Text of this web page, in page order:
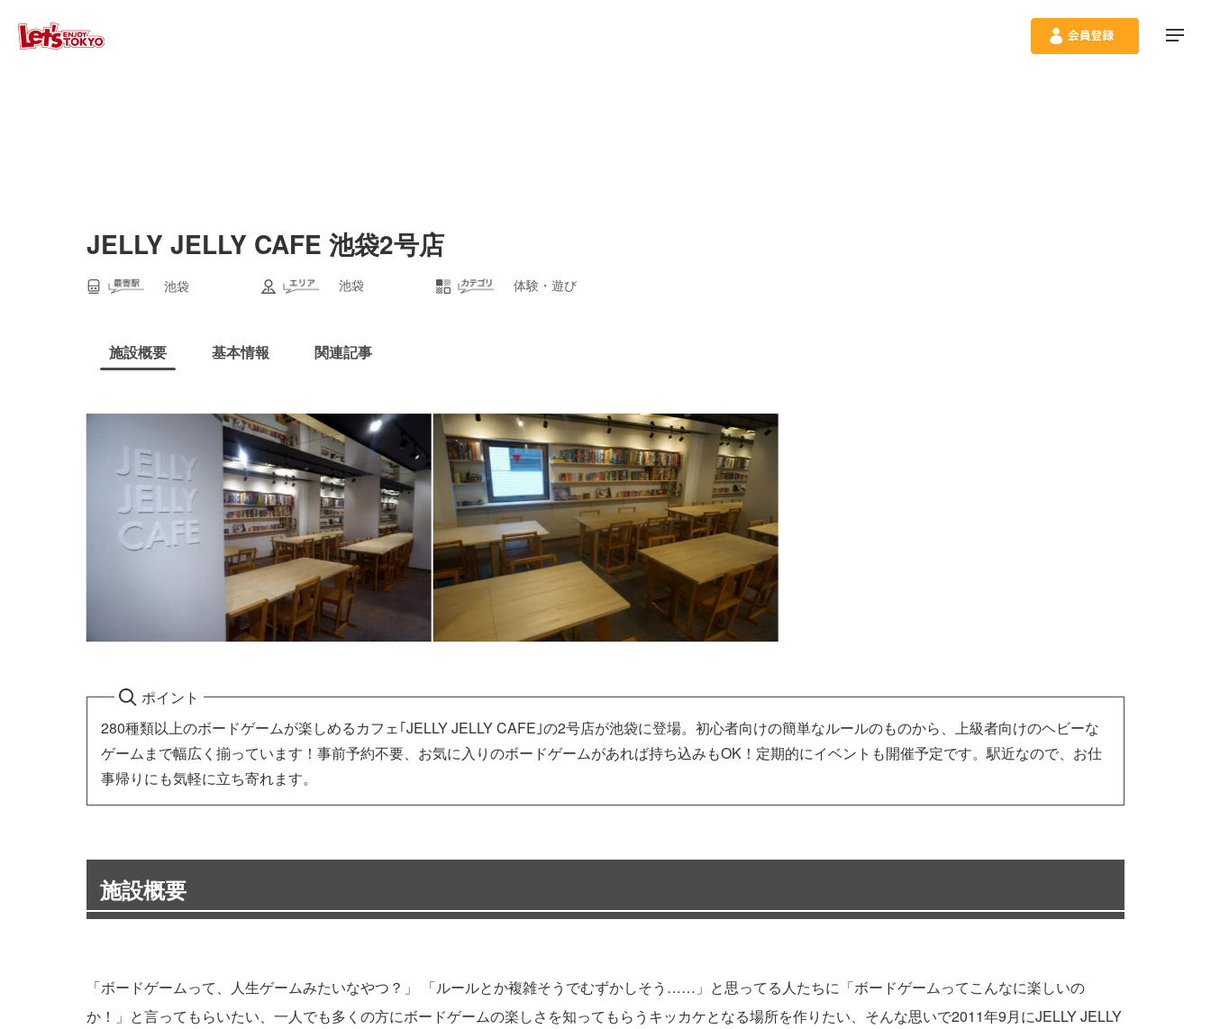
JELLY JELLY CAFE 池袋2号店
池袋 池袋 体験・遊び
施設概要 基本情報 関連記事
ポイント
280種類以上のボードゲームが楽しめるカフェ｢JELLY JELLY CAFE｣の2号店が池袋に登場。初心者向けの簡単なルールのものから、上級者向けのヘビーな
ゲームまで幅広く揃っています！事前予約不要、お気に入りのボードゲームがあれば持ち込みもOK！定期的にイベントも開催予定です。駅近なので、お仕
事帰りにも気軽に立ち寄れます。
施設概要
「ボードゲームって、人生ゲームみたいなやつ？」 「ルールとか複雑そうでむずかしそう……」と思ってる人たちに「ボードゲームってこんなに楽しいの
か！」と言ってもらいたい、一人でも多くの方にボードゲームの楽しさを知ってもらうキッカケとなる場所を作りたい、そんな思いで2011年9月にJELLY JELLY